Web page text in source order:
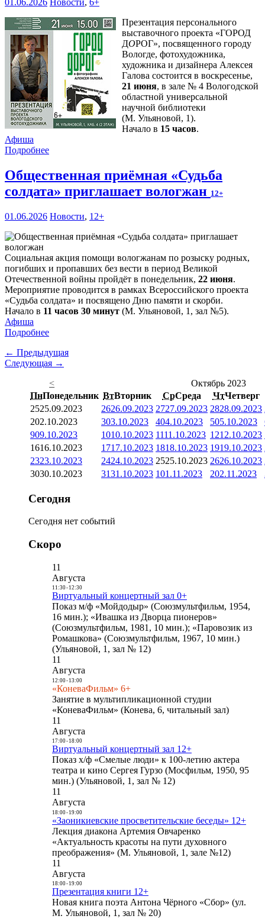
01.06.2026 Новости, 6+
Презентация персонального
выставочного проекта «ГОРОД
ДОРОГ», посвященного городу
Вологде, фотохудожника,
художника и дизайнера Алексея
Галова состоится в воскресенье,
21 июня, в зале № 4 Вологодской
областной универсальной
научной библиотеки
(М. Ульяновой, 1).
Начало в 15 часов.
Афиша
Подробнее
Общественная приёмная «Судьба
солдата» приглашает вологжан 12+
01.06.2026 Новости, 12+
Социальная акция помощи вологжанам по розыску родных,
погибших и пропавших без вести в период Великой
Отечественной войны пройдёт в понедельник, 22 июня.
Мероприятие проводится в рамках Всероссийского проекта
«Судьба солдата» и посвящено Дню памяти и скорби.
Начало в 11 часов 30 минут (М. Ульяновой, 1, зал №5).
Афиша
Подробнее
← Предыдущая
Следующая →
<
Октябрь 2023
ПнПонедельник ВтВторник СрСреда ЧтЧетверг
2525.09.2023 2626.09.2023 2727.09.2023 2828.09.2023
202.10.2023 303.10.2023 404.10.2023 505.10.2023
909.10.2023 1010.10.2023 1111.10.2023 1212.10.2023
1616.10.2023 1717.10.2023 1818.10.2023 1919.10.2023
2323.10.2023 2424.10.2023 2525.10.2023 2626.10.2023
3030.10.2023 3131.10.2023 101.11.2023 202.11.2023
Сегодня
Сегодня нет событий
Скоро
11
Августа
11:30- 12:30
Виртуальный концертный зал 0+
Показ м/ф «Мойдодыр» (Союзмультфильм, 1954,
16 мин.); «Ивашка из Дворца пионеров»
(Союзмультфильм, 1981, 10 мин.); «Паровозик из
Ромашкова» (Союзмультфильм, 1967, 10 мин.)
(Ульяновой, 1, зал № 12)
11
Августа
12:00- 13:00
«КоневаФильм» 6+
Занятие в мультипликационной студии
«КоневаФильм» (Конева, 6, читальный зал)
11
Августа
17:00- 18:00
Виртуальный концертный зал 12+
Показ х/ф «Смелые люди» к 100-летию актера
театра и кино Сергея Гурзо (Мосфильм, 1950, 95
мин.) (Ульяновой, 1, зал № 12)
11
Августа
18:00- 19:00
«Заоникиевские просветительские беседы» 12+
Лекция диакона Артемия Овчаренко
«Актуальность красоты на пути духовного
преображения» (М. Ульяновой, 1, зале №12)
11
Августа
18:00- 19:00
Презентация книги 12+
Новая книга поэта Антона Чёрного «Сбор» (ул.
М. Ульяновой, 1, зал № 20)